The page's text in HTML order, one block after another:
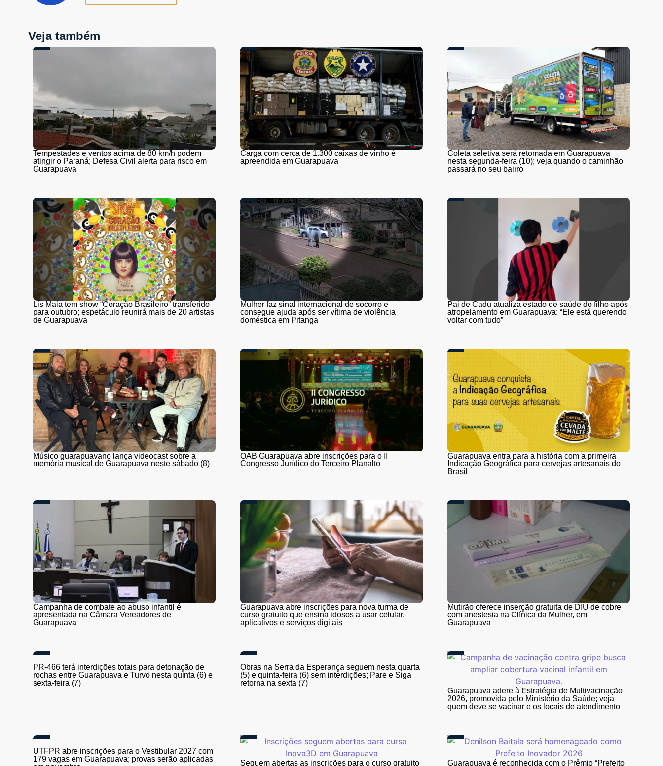
Veja também
Tempestades e ventos acima de 80 km/h podem
atingir o Paraná; Defesa Civil alerta para risco em
Guarapuava
Carga com cerca de 1.300 caixas de vinho é
apreendida em Guarapuava
Coleta seletiva será retomada em Guarapuava
nesta segunda-feira (10); veja quando o caminhão
passará no seu bairro
Lis Maia tem show “Coração Brasileiro” transferido
para outubro; espetáculo reunirá mais de 20 artistas
de Guarapuava
Mulher faz sinal internacional de socorro e
consegue ajuda após ser vítima de violência
doméstica em Pitanga
Pai de Cadu atualiza estado de saúde do filho após
atropelamento em Guarapuava: “Ele está querendo
voltar com tudo”
Músico guarapuavano lança videocast sobre a
memória musical de Guarapuava neste sábado (8)
OAB Guarapuava abre inscrições para o II
Congresso Jurídico do Terceiro Planalto
Guarapuava entra para a história com a primeira
Indicação Geográfica para cervejas artesanais do
Brasil
Campanha de combate ao abuso infantil é
apresentada na Câmara Vereadores de
Guarapuava
Guarapuava abre inscrições para nova turma de
curso gratuito que ensina idosos a usar celular,
aplicativos e serviços digitais
Mutirão oferece inserção gratuita de DIU de cobre
com anestesia na Clínica da Mulher, em
Guarapuava
PR-466 terá interdições totais para detonação de
Obras na Serra da Esperança seguem nesta quarta
Guarapuava adere à Estratégia de Multivacinação
2026, promovida pelo Ministério da Saúde; veja
quem deve se vacinar e os locais de atendimento